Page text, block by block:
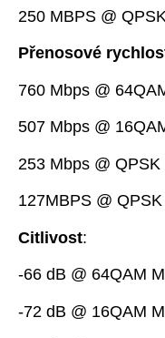
250 MBPS @
Přenosové
760 Mbps @
507 Mbps @
253 Mbps @ QPSK
127MBPS @
Citlivost:
-66 dB @ 64QAM
-72 dB @ 16QAM